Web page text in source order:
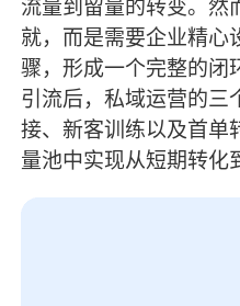
流量到留量的转变。然
就，而是需要企业精心
骤，形成一个完整的闭
引流后，私域运营的三
接、新客训练以及首单
量池中实现从短期转化